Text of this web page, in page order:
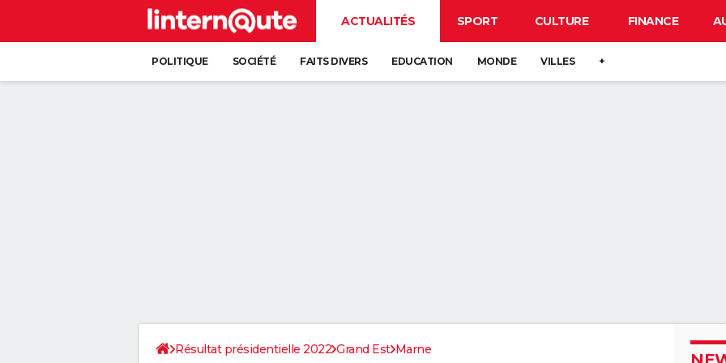
ACTUALITÉS SPORT CULTURE FINANCE
POLITIQUE SOCIÉTÉ FAITS DIVERS EDUCATION MONDE VILLES +
Résultat présidentielle 2022 Grand Est Marne